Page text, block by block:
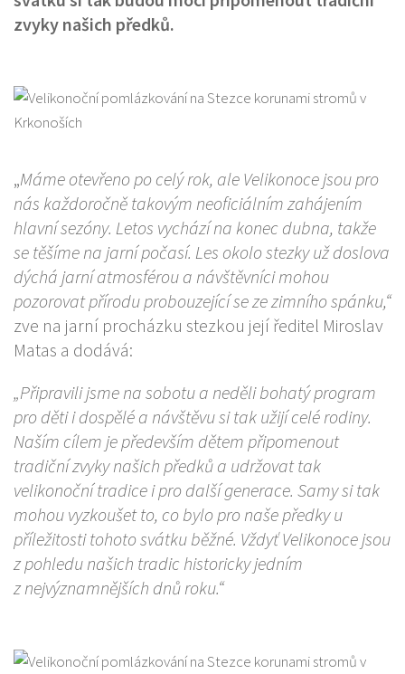
zvyky našich předků.
„Máme otevřeno po celý rok, ale Velikonoce jsou pro
nás každoročně takovým neoficiálním zahájením
hlavní sezóny. Letos vychází na konec dubna, takže
se těšíme na jarní počasí. Les okolo stezky už doslova
dýchá jarní atmosférou a návštěvníci mohou
pozorovat přírodu probouzející se ze zimního spánku,“
zve na jarní procházku stezkou její ředitel Miroslav
Matas a dodává:
„Připravili jsme na sobotu a neděli bohatý program
pro děti i dospělé a návštěvu si tak užijí celé rodiny.
Naším cílem je především dětem připomenout
tradiční zvyky našich předků a udržovat tak
velikonoční tradice i pro další generace. Samy si tak
mohou vyzkoušet to, co bylo pro naše předky u
příležitosti tohoto svátku běžné. Vždyť Velikonoce jsou
z pohledu našich tradic historicky jedním
z nejvýznamnějších dnů roku.“